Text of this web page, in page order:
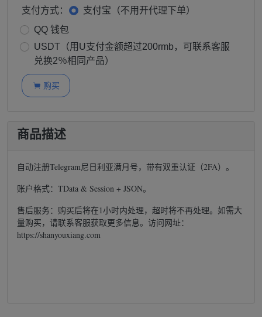
支付方式：
支付宝（不用开代理下单）
QQ 钱包
USDT（用U支付金额超过200rmb，可联系客服
兑换2％相同产品）
 购买
商品描述
自动注册Telegram尼日利亚满月号，带有双重认证（2FA）。
账户格式：TData & Session + JSON。
售后服务：购买后将在1小时内处理，超时将不再处理。如需大
量购买，请联系客服获取更多信息。访问网址：
https://shanyouxiang.com